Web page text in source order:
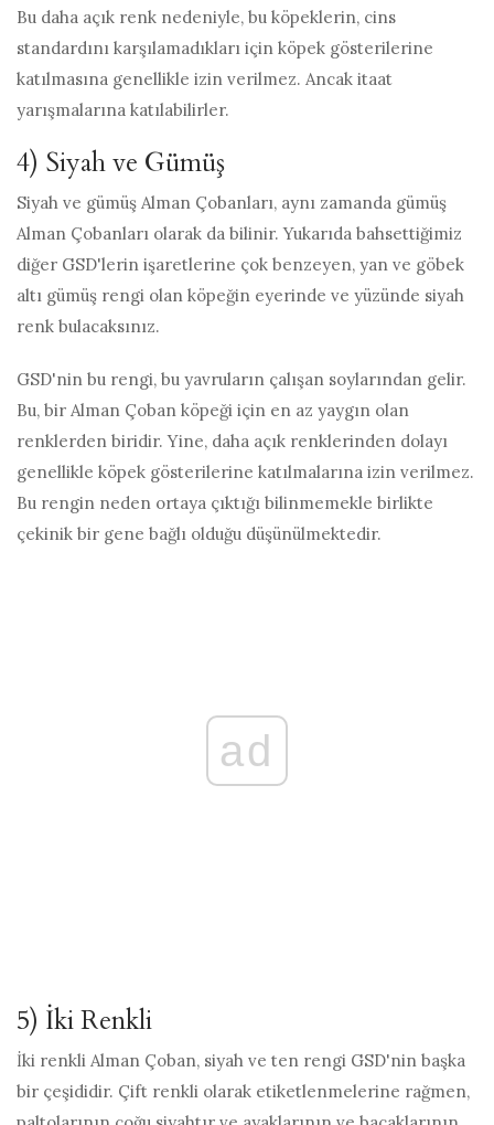
Bu daha açık renk nedeniyle, bu köpeklerin, cins
standardını karşılamadıkları için köpek gösterilerine
katılmasına genellikle izin verilmez. Ancak itaat
yarışmalarına katılabilirler.
4) Siyah ve Gümüş
Siyah ve gümüş Alman Çobanları, aynı zamanda gümüş
Alman Çobanları olarak da bilinir. Yukarıda bahsettiğimiz
diğer GSD'lerin işaretlerine çok benzeyen, yan ve göbek
altı gümüş rengi olan köpeğin eyerinde ve yüzünde siyah
renk bulacaksınız.
GSD'nin bu rengi, bu yavruların çalışan soylarından gelir.
Bu, bir Alman Çoban köpeği için en az yaygın olan
renklerden biridir. Yine, daha açık renklerinden dolayı
genellikle köpek gösterilerine katılmalarına izin verilmez.
Bu rengin neden ortaya çıktığı bilinmemekle birlikte
çekinik bir gene bağlı olduğu düşünülmektedir.
ad
5) İki Renkli
İki renkli Alman Çoban, siyah ve ten rengi GSD'nin başka
bir çeşididir. Çift renkli olarak etiketlenmelerine rağmen,